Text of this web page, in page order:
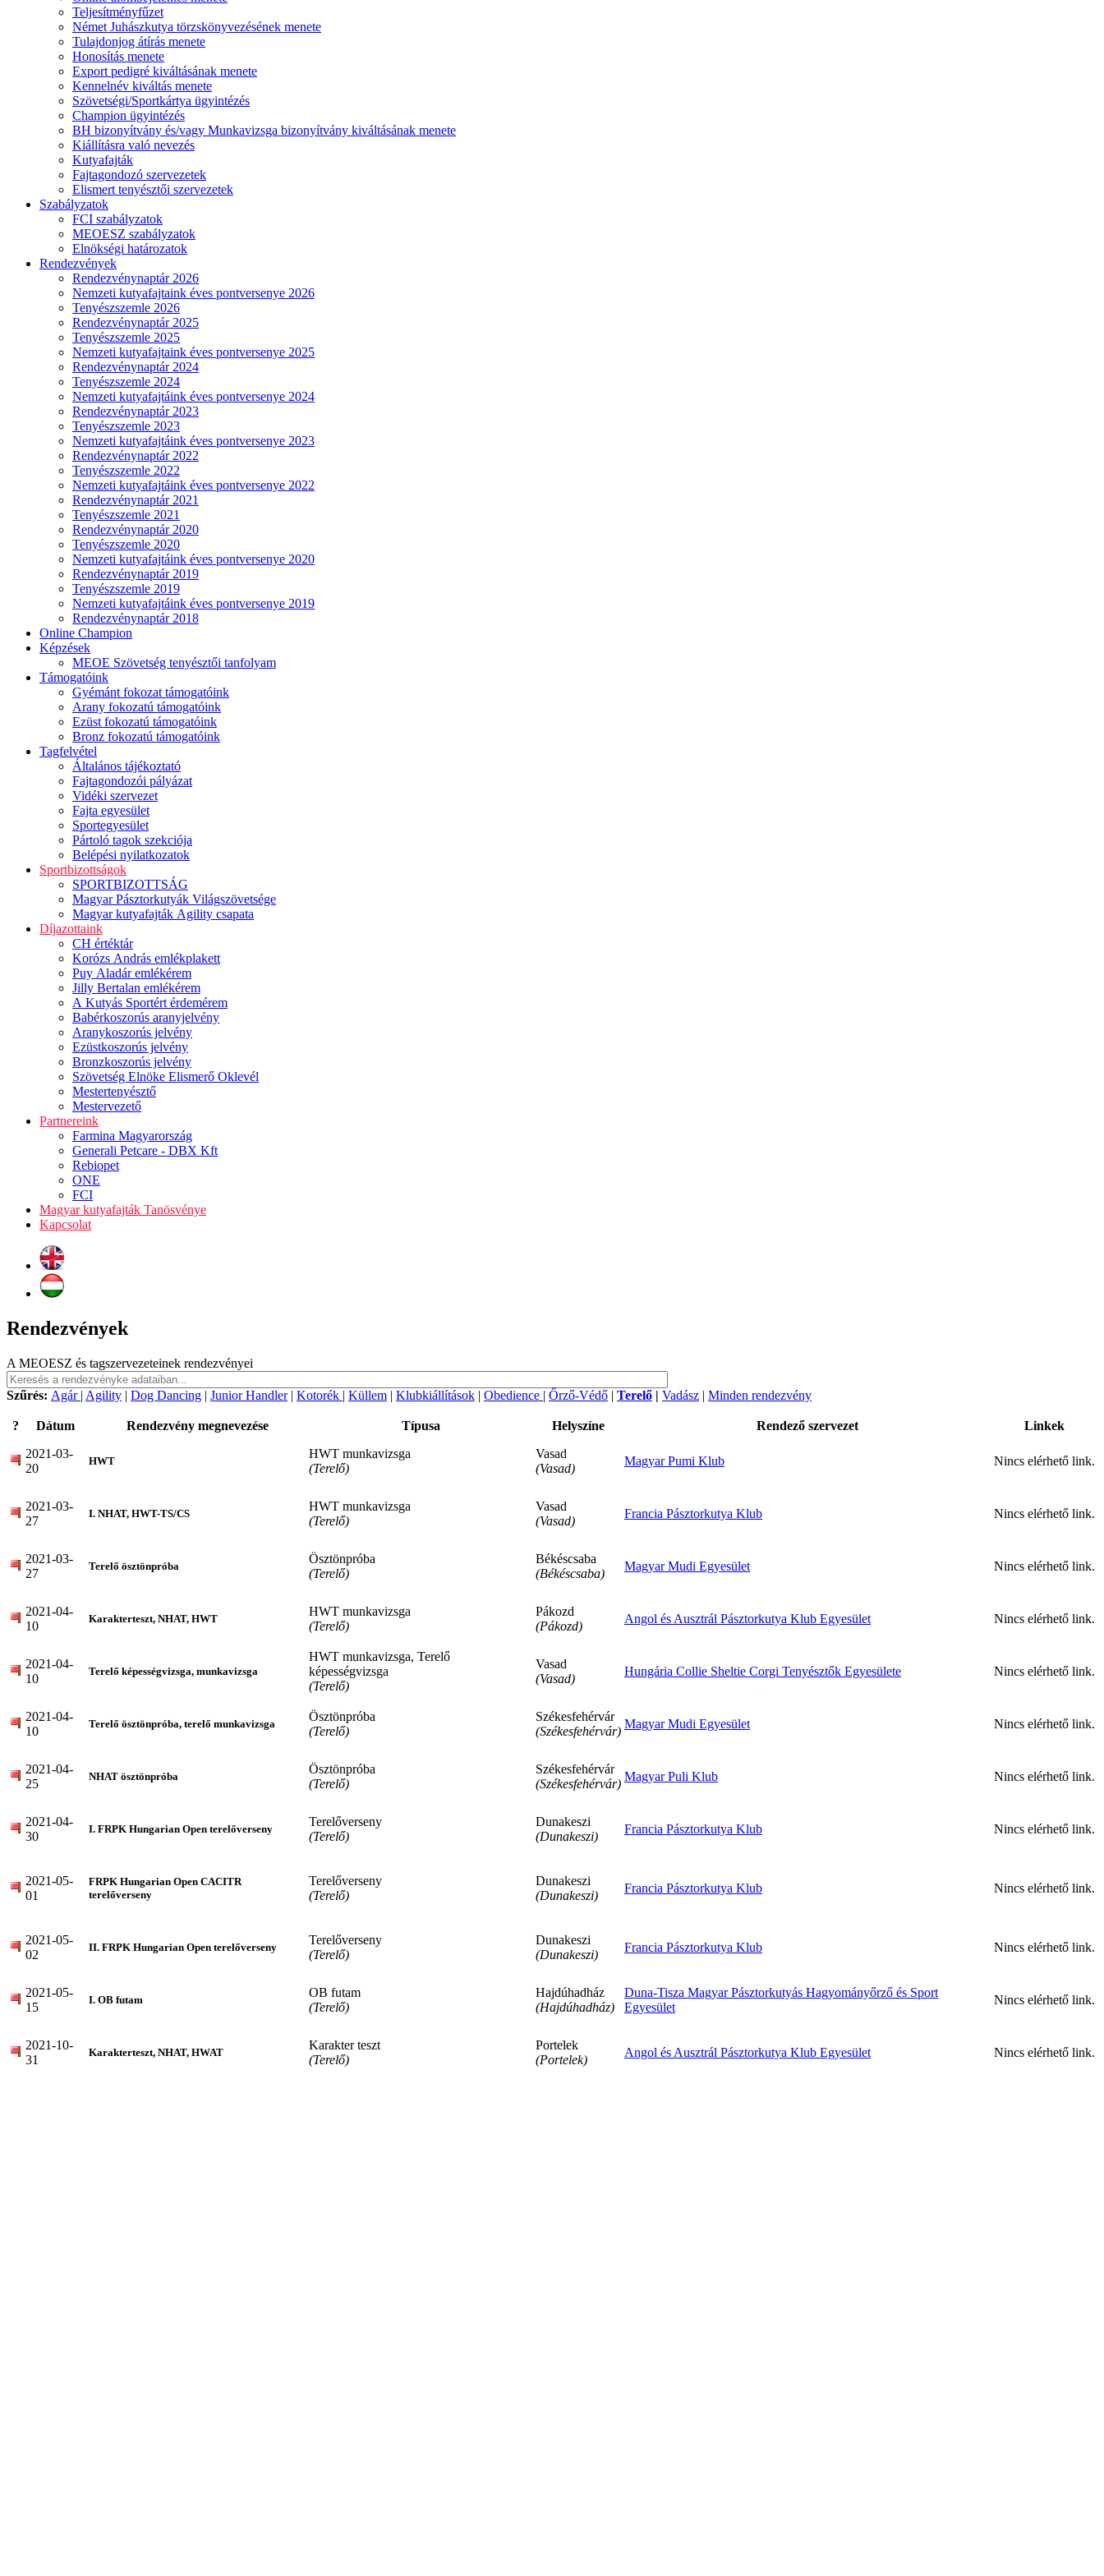
Teljesítményfűzet
Német Juhászkutya törzskönyvezésének menete
Tulajdonjog átírás menete
Honosítás menete
Export pedigré kiváltásának menete
Kennelnév kiváltás menete
Szövetségi/Sportkártya ügyintézés
Champion ügyintézés
BH bizonyítvány és/vagy Munkavizsga bizonyítvány kiváltásának menete
Kiállításra való nevezés
Kutyafajták
Fajtagondozó szervezetek
Elismert tenyésztői szervezetek
Szabályzatok
FCI szabályzatok
MEOESZ szabályzatok
Elnökségi határozatok
Rendezvények
Rendezvénynaptár 2026
Nemzeti kutyafajtaink éves pontversenye 2026
Tenyészszemle 2026
Rendezvénynaptár 2025
Tenyészszemle 2025
Nemzeti kutyafajtaink éves pontversenye 2025
Rendezvénynaptár 2024
Tenyészszemle 2024
Nemzeti kutyafajtáink éves pontversenye 2024
Rendezvénynaptár 2023
Tenyészszemle 2023
Nemzeti kutyafajtáink éves pontversenye 2023
Rendezvénynaptár 2022
Tenyészszemle 2022
Nemzeti kutyafajtáink éves pontversenye 2022
Rendezvénynaptár 2021
Tenyészszemle 2021
Rendezvénynaptár 2020
Tenyészszemle 2020
Nemzeti kutyafajtáink éves pontversenye 2020
Rendezvénynaptár 2019
Tenyészszemle 2019
Nemzeti kutyafajtáink éves pontversenye 2019
Rendezvénynaptár 2018
Online Champion
Képzések
MEOE Szövetség tenyésztői tanfolyam
Támogatóink
Gyémánt fokozat támogatóink
Arany fokozatú támogatóink
Ezüst fokozatú támogatóink
Bronz fokozatú támogatóink
Tagfelvétel
Általános tájékoztató
Fajtagondozói pályázat
Vidéki szervezet
Fajta egyesület
Sportegyesület
Pártoló tagok szekciója
Belépési nyilatkozatok
Sportbizottságok
SPORTBIZOTTSÁG
Magyar Pásztorkutyák Világszövetsége
Magyar kutyafajták Agility csapata
Díjazottaink
CH értéktár
Korózs András emlékplakett
Puy Aladár emlékérem
Jilly Bertalan emlékérem
A Kutyás Sportért érdemérem
Babérkoszorús aranyjelvény
Aranykoszorús jelvény
Ezüstkoszorús jelvény
Bronzkoszorús jelvény
Szövetség Elnöke Elismerő Oklevél
Mestertenyésztő
Mestervezető
Partnereink
Farmina Magyarország
Generali Petcare - DBX Kft
Rebiopet
ONE
FCI
Magyar kutyafajták Tanösvénye
Kapcsolat
Rendezvények
A MEOESZ és tagszervezeteinek rendezvényei
Szűrés: Agár | Agility | Dog Dancing | Junior Handler| Kotorék | Küllem | Klubkiállítások | Obedience | Őrző-Védő | Terelő | Vadász | Minden rendezvény
? Dátum Rendezvény megnevezése Típusa Helyszíne Rendező szervezet
Linkek
2021-03-
20
HWT
HWT munkavizsga
(Terelő)
Vasad
(Vasad)
Magyar Pumi Klub Nincs elérhető link.
2021-03-
27
I. NHAT, HWT-TS/CS
HWT munkavizsga
(Terelő)
Vasad
(Vasad)
Francia Pásztorkutya Klub Nincs elérhető link.
2021-03-
27
Terelő ösztönpróba
Ösztönpróba
(Terelő)
Békéscsaba
(Békéscsaba)
Magyar Mudi Egyesület Nincs elérhető link.
2021-04-
10
Karakterteszt, NHAT, HWT
HWT munkavizsga
(Terelő)
Pákozd
(Pákozd)
Angol és Ausztrál Pásztorkutya Klub Egyesület Nincs elérhető link.
2021-04-
10
Terelő képességvizsga, munkavizsga
HWT munkavizsga, Terelő
képességvizsga
(Terelő)
Vasad
(Vasad)
Hungária Collie Sheltie Corgi Tenyésztők Egyesülete Nincs elérhető link.
2021-04-
10
Terelő ösztönpróba, terelő munkavizsga
Ösztönpróba
(Terelő)
Székesfehérvár
(Székesfehérvár)
Magyar Mudi Egyesület Nincs elérhető link.
2021-04-
25
NHAT ösztönpróba
Ösztönpróba
(Terelő)
Székesfehérvár
(Székesfehérvár)
Magyar Puli Klub Nincs elérhető link.
2021-04-
30
I. FRPK Hungarian Open terelőverseny
Terelőverseny
(Terelő)
Dunakeszi
(Dunakeszi)
Francia Pásztorkutya Klub Nincs elérhető link.
2021-05-
01
FRPK Hungarian Open CACITR
terelőverseny
Terelőverseny
(Terelő)
Dunakeszi
(Dunakeszi)
Francia Pásztorkutya Klub Nincs elérhető link.
2021-05-
02
II. FRPK Hungarian Open terelőverseny
Terelőverseny
(Terelő)
Dunakeszi
(Dunakeszi)
Francia Pásztorkutya Klub Nincs elérhető link.
2021-05-
15
I. OB futam
OB futam
(Terelő)
Hajdúhadház
(Hajdúhadház)
Duna-Tisza Magyar Pásztorkutyás Hagyományőrző és Sport
Egyesület
Nincs elérhető link.
2021-10-
31
Karakterteszt, NHAT, HWAT
Karakter teszt
(Terelő)
Portelek
(Portelek)
Angol és Ausztrál Pásztorkutya Klub Egyesület Nincs elérhető link.